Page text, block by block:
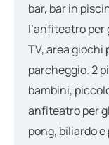
bar, bar in
l’anfiteatro
TV, area giochi
parcheggio. 2
bambini,
anfiteatro per
pong, biliardo